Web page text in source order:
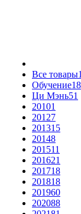
Все товары1
Обучение
Ци Мэнь51
20101
20127
201315
20148
201511
201621
201718
201818
201960
202088